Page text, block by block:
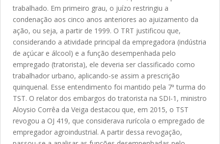
trabalhado. Em primeiro grau, o juízo restringiu a
condenação aos cinco anos anteriores ao ajuizamento da
ação, ou seja, a partir de 1999. O TRT justificou que,
considerando a atividade principal da empregadora (indústria
de açúcar e álcool) e a função desempenhada pelo
empregado (tratorista), ele deveria ser classificado como
trabalhador urbano, aplicando-se assim a prescrição
quinquenal. Esse entendimento foi mantido pela 7ª turma do
TST. O relator dos embargos do tratorista na SDI-1, ministro
Aloysio Corrêa da Veiga destacou que, em 2015, o TST
revogou a OJ 419, que considerava rurícola o empregado de
empregador agroindustrial. A partir dessa revogação,